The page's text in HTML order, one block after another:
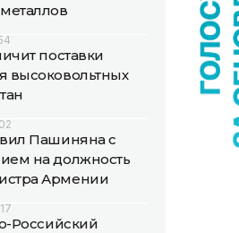
поставки
высоковольтных
Пашиняна с
на должность
Армении
Российский